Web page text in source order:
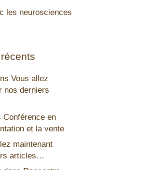
les neurosciences
Vous allez
nos derniers
Conférence en
et la vente
maintenant
articles…